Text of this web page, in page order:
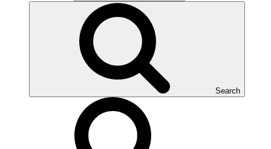
Search